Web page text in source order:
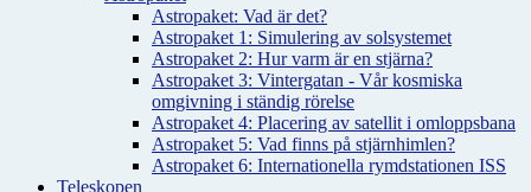
Astropaket: Vad är det?
Astropaket 1: Simulering av solsystemet
Astropaket 2: Hur varm är en stjärna?
Astropaket 3: Vintergatan - Vår kosmiska
omgivning i ständig rörelse
Astropaket 4: Placering av satellit i omloppsbana
Astropaket 5: Vad finns på stjärnhimlen?
Astropaket 6: Internationella rymdstationen ISS
Teleskopen